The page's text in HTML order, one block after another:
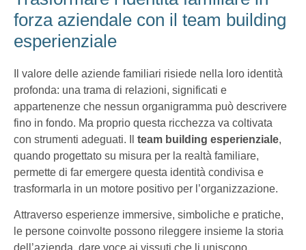
forza aziendale con il team building
esperienziale
Il valore delle aziende familiari risiede nella loro identità
profonda: una trama di relazioni, significati e
appartenenze che nessun organigramma può descrivere
fino in fondo. Ma proprio questa ricchezza va coltivata
con strumenti adeguati. Il team building esperienziale,
quando progettato su misura per la realtà familiare,
permette di far emergere questa identità condivisa e
trasformarla in un motore positivo per l’organizzazione.
Attraverso esperienze immersive, simboliche e pratiche,
le persone coinvolte possono rileggere insieme la storia